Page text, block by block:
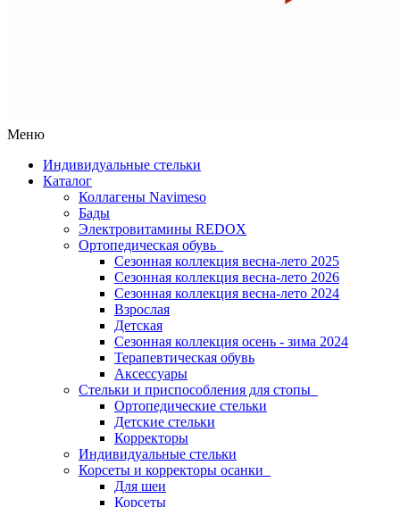
Меню
Индивидуальные стельки
Каталог
Коллагены Navimeso
Бады
Электровитамины REDOX
Ортопедическая обувь
Сезонная коллекция весна-лето 2025
Сезонная коллекция весна-лето 2026
Сезонная коллекция весна-лето 2024
Взрослая
Детская
Сезонная коллекция осень - зима 2024
Терапевтическая обувь
Аксессуары
Стельки и приспособления для стопы
Ортопедические стельки
Детские стельки
Корректоры
Индивидуальные стельки
Корсеты и корректоры осанки
Для шеи
Корсеты